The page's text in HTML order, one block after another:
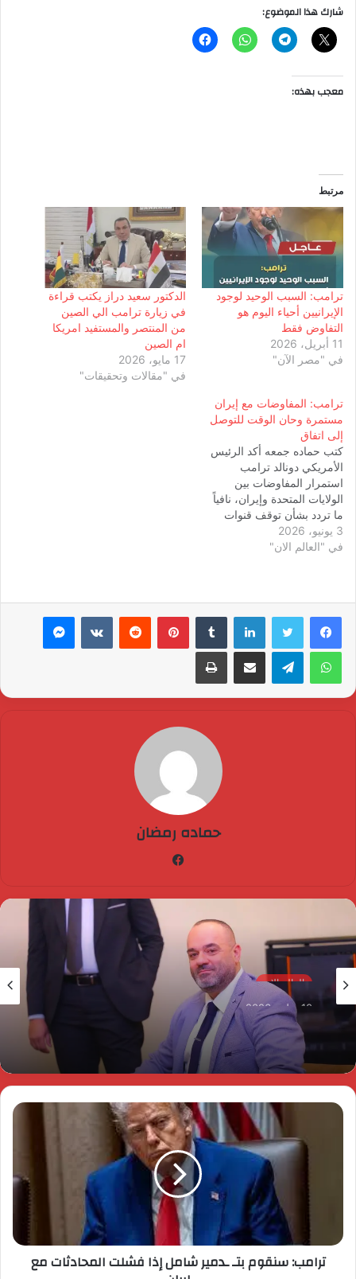
شارك هذا الموضوع:
معجب بهذه:
مرتبط
ترامب: السبب الوحيد لوجود
الإيرانيين أحياء اليوم هو
التفاوض فقط
11 أبريل، 2026
في "مصر الآن"
الدكتور سعيد دراز يكتب قراءة
في زيارة ترامب الي الصين
من المنتصر والمستفيد امريكا
ام الصين
17 مايو، 2026
في "مقالات وتحقيقات"
ترامب: المفاوضات مع إيران
مستمرة وحان الوقت للتوصل
إلى اتفاق
كتب حماده جمعه أكد الرئيس
الأمريكي دونالد ترامب
استمرار المفاوضات بين
الولايات المتحدة وإيران، نافياً
ما تردد بشأن توقف قنوات
التواصل بين الجانبين خلال
الأيام الماضية. وقال ترامب،
وطهران "كاذبة وغير صحيحة"،
مشدداً على…
3 يونيو، 2026
في "العالم الان"
لينكدإن بينتيريست ماسنجر
واتساب تيلقرام مشاركة عبر البريد طباعة
حماده رمضان
العالم الان
Glossa Foam.. صناعة مصرية برؤية عالمية لسد
فجوة سوق العناية اليومية بالفم
ترامب: سنقوم بتـ ـدمير شامل إذا فشلت المحادثات مع